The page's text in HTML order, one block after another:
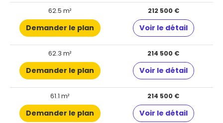
62.5 m² 212 500 €
Demander le plan Voir le détail
62.3 m² 214 500 €
Demander le plan Voir le détail
61.1 m² 214 500 €
Demander le plan Voir le détail